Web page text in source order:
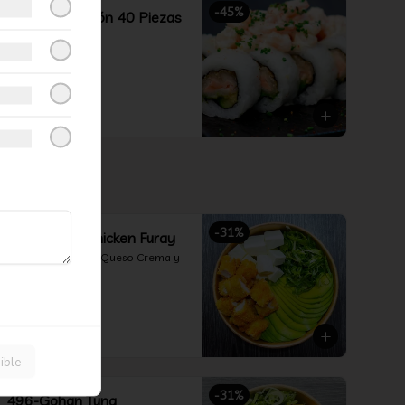
-45%
Combina Opción 40 Piezas
-31%
492-Gohan Chicken Furay
Pollo Furay, Palta, Queso Crema y
-31%
496-Gohan Tuna